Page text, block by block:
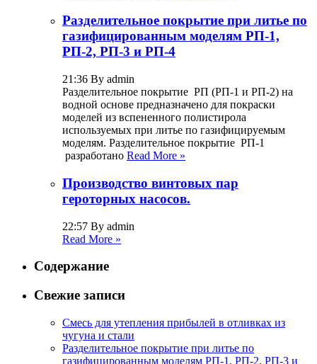
Разделительное покрытие при литье по
газифицированным моделям РП-1,
РП-2, РП-3 и РП-4
21:36 By admin
Разделительное покрытие РП (РП-1 и РП-2) на
водной основе предназначено для покраски
моделей из вспененного полистирола
используемых при литье по газифицируемым
моделям. Разделительное покрытие РП-1
разработано Read More »
Производство винтовых пар
героторных насосов.
22:57 By admin
Read More »
Содержание
Свежие записи
Смесь для утепления прибылей в отливках из
чугуна и стали
Разделительное покрытие при литье по
газифицированным моделям РП-1, РП-2, РП-3 и